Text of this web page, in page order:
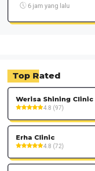
6 jam yang lalu
Top Rated
Werisa Shining Clinic
4.8 (97)
Erha Clinic
4.8 (72)